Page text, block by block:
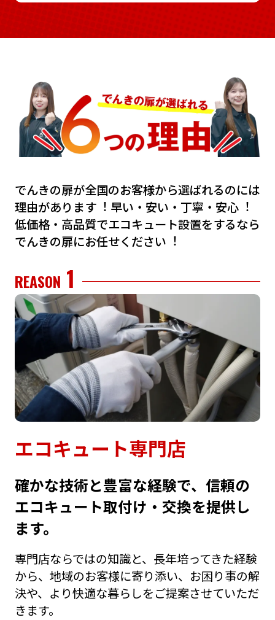
でんきの扉が全国のお客様から選ばれるのには
理由があります︕ 早い・安い・丁寧・安⼼︕
低価格・⾼品質でエコキュート設置をするなら
でんきの扉にお任せください︕
REASON 1
エコキュート専門店
確かな技術と豊富な経験で、信頼の
エコキュート取付け・交換を提供し
ます。
専⾨店ならではの知識と、⻑年培ってきた経験
から、地域のお客様に寄り添い、お困り事の解
決や、より快適な暮らしをご提案させていただ
きます。